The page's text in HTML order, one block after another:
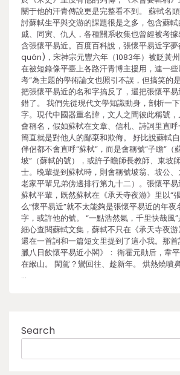
關于他的汗青傳說更是完整看不到。 蘇軾名
討蘇軾生平與交游的課題很是之多，包含蘇
戚、同寅、仇人，各種關系收集也曾經被考
含張懷平易近。百度百科說，張懷平易近字
quán)，宋神宗元豐六年（1083年）被貶黃
在被短錄像平臺上各路汗青博主援用，連一
考”為主題的學術論文也照引不誤，但搞笑的
把張懷平易近的名和字搞反了，還把張懷平
錯了。 我們先從現代文學知識動身，剖析一
字。現代中國器重名諱，文人之間彼此稱號
會稱名，假如蘇軾在文章、信札、詩詞里直
簡直就是對他人的鄙棄和欺侮。 好比說蘇軾
伴侶都不會直呼“蘇軾”，而是會稱號“子瞻”（
坡”（蘇軾的號），或許子瞻師長教師、東坡
士。晚輩提到蘇軾時，則會稱號坡翁、坡公
老家平輩兄弟傍邊排行第九十二）。張懷平
蘇軾平輩，既然蘇軾在《承天寺夜游》里以“
么“懷平易近”就不太能夠是張懷平易近的年
字，或許他的號。 “一點浩然氣，千里快哉風
細心查閱蘇軾文集，蘇軾不只在《承天寺夜游
還在一首詞和一篇短文里提到了這小我。那首
臘八日飲懷平易近小閣》： 衛霍元勛后，韋
在緱山。 閑駕？鸞回往、趁新年。 烘熱燒噴
…
Search